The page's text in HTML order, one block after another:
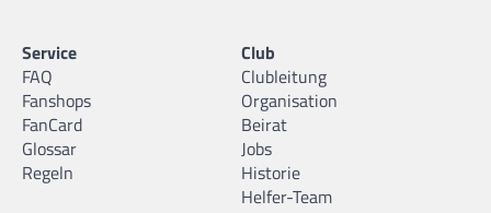
Service
FAQ
Fanshops
FanCard
Glossar
Regeln
Club
Clubleitung
Organisation
Beirat
Jobs
Historie
Helfer-Team